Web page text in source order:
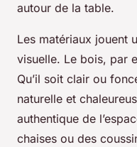
autour de la table.
Les matériaux jouent
visuelle. Le bois, par
Qu’il soit clair ou
naturelle et
authentique de
chaises ou des